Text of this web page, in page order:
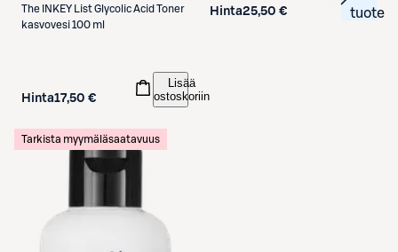
The INKEY ListGlycolic Acid Toner
kasvovesi 100 ml
Hinta17,50 €
Lisää
ostoskoriin
Hinta25,50 €
tuote
Tarkista myymäläsaatavuus